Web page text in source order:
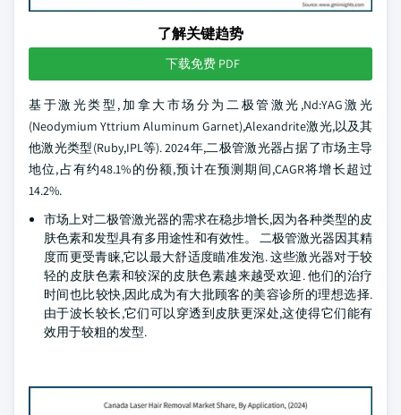
了解关键趋势
下载免费 PDF
基于激光类型,加拿大市场分为二极管激光,Nd:YAG激光
(Neodymium Yttrium Aluminum Garnet),Alexandrite激光,以及其
他激光类型(Ruby,IPL等). 2024年,二极管激光器占据了市场主导
地位,占有约48.1%的份额,预计在预测期间,CAGR将增长超过
14.2%.
市场上对二极管激光器的需求在稳步增长,因为各种类型的皮
肤色素和发型具有多用途性和有效性。 二极管激光器因其精
度而更受青睐,它以最大舒适度瞄准发泡. 这些激光器对于较
轻的皮肤色素和较深的皮肤色素越来越受欢迎. 他们的治疗
时间也比较快,因此成为有大批顾客的美容诊所的理想选择.
由于波长较长,它们可以穿透到皮肤更深处,这使得它们能有
效用于较粗的发型.